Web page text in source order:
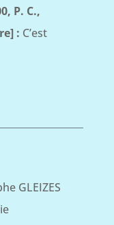
P. C.,
: C’est
GLEIZES